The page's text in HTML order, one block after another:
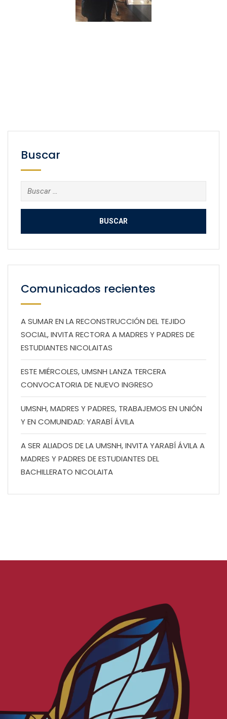
Buscar
Buscar:
Comunicados recientes
A SUMAR EN LA RECONSTRUCCIÓN DEL TEJIDO
SOCIAL, INVITA RECTORA A MADRES Y PADRES DE
ESTUDIANTES NICOLAITAS
ESTE MIÉRCOLES, UMSNH LANZA TERCERA
CONVOCATORIA DE NUEVO INGRESO
UMSNH, MADRES Y PADRES, TRABAJEMOS EN UNIÓN
Y EN COMUNIDAD: YARABÍ ÁVILA
A SER ALIADOS DE LA UMSNH, INVITA YARABÍ ÁVILA A
MADRES Y PADRES DE ESTUDIANTES DEL
BACHILLERATO NICOLAITA